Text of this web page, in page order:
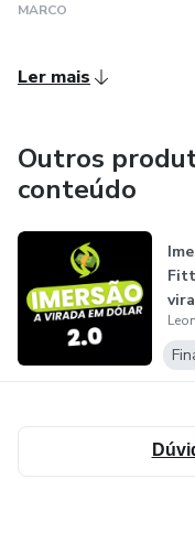
MARCO
Ler mais
Outros
conteúdo